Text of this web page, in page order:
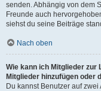
senden. Abhängig von dem
Freunde auch
siehst du seine Beiträge
Nach oben
Wie kann ich Mitglieder zur
Mitglieder hinzufügen oder
Du kannst Benutzer auf